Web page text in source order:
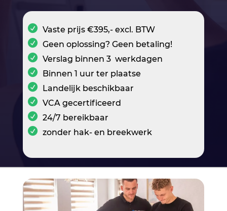
Vaste prijs €395,- excl. BTW
Geen oplossing? Geen betaling!
Verslag binnen 3 werkdagen
Binnen 1 uur ter plaatse
Landelijk beschikbaar
VCA gecertificeerd
24/7 bereikbaar
zonder hak- en breekwerk